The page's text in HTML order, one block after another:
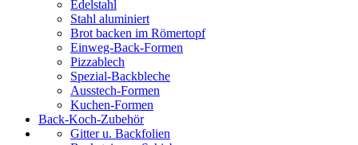
Edelstahl
Stahl aluminiert
Brot backen im Römertopf
Einweg-Back-Formen
Pizzablech
Spezial-Backbleche
Ausstech-Formen
Kuchen-Formen
Back-Koch-Zubehör
Gitter u. Backfolien